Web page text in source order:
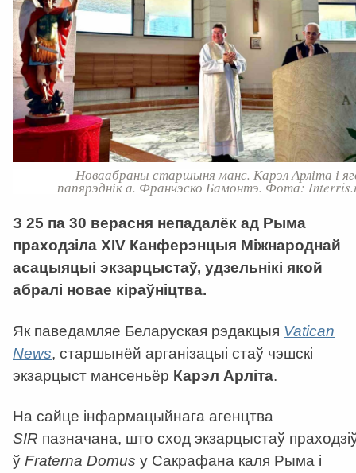
Новаабраны старшыня манс. Карэл Арліта і
папярэднік а. Франчэско Бамонтэ. Фота:
З 25 па 30 верасня непадалёк ад Рыма
праходзіла XIV Канферэнцыя Міжнароднай
асацыяцыі экзарцыстаў, удзельнікі якой
абралі новае кіраўніцтва.
Як паведамляе Беларуская рэдакцыя Vatican
News, старшынёй арганізацыі стаў чэшскі
экзарцыст мансеньёр Карэл Арліта.
На сайце інфармацыйнага агенцтва
SIR пазначана, што сход экзарцыстаў
ў Fraterna Domus у Сакрафана каля Рыма і